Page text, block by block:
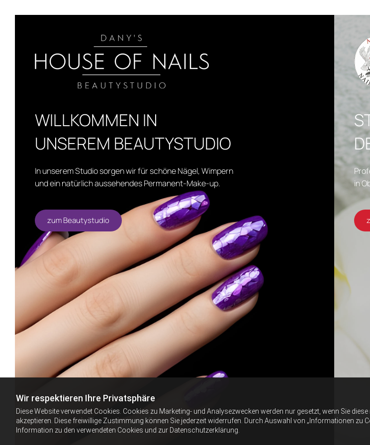
Wir respektieren Ihre Privatsphäre
Diese Website verwendet Cookies. Cookies zu Marketing- und Analysezwecken werden nur gesetzt, wenn Sie
akzeptieren. Diese freiwillige Zustimmung können Sie jederzeit widerrufen. Durch Auswahl von „Informationen zu
Information zu den verwendeten Cookies und zur Datenschutzerklärung.
WILLKOMMEN IN
UNSEREM BEAUTYSTUDIO
In unserem Studio sorgen wir für schöne Nägel, Wimpern
und ein natürlich aussehendes Permanent-Make-up.
zum Beautystudio
in